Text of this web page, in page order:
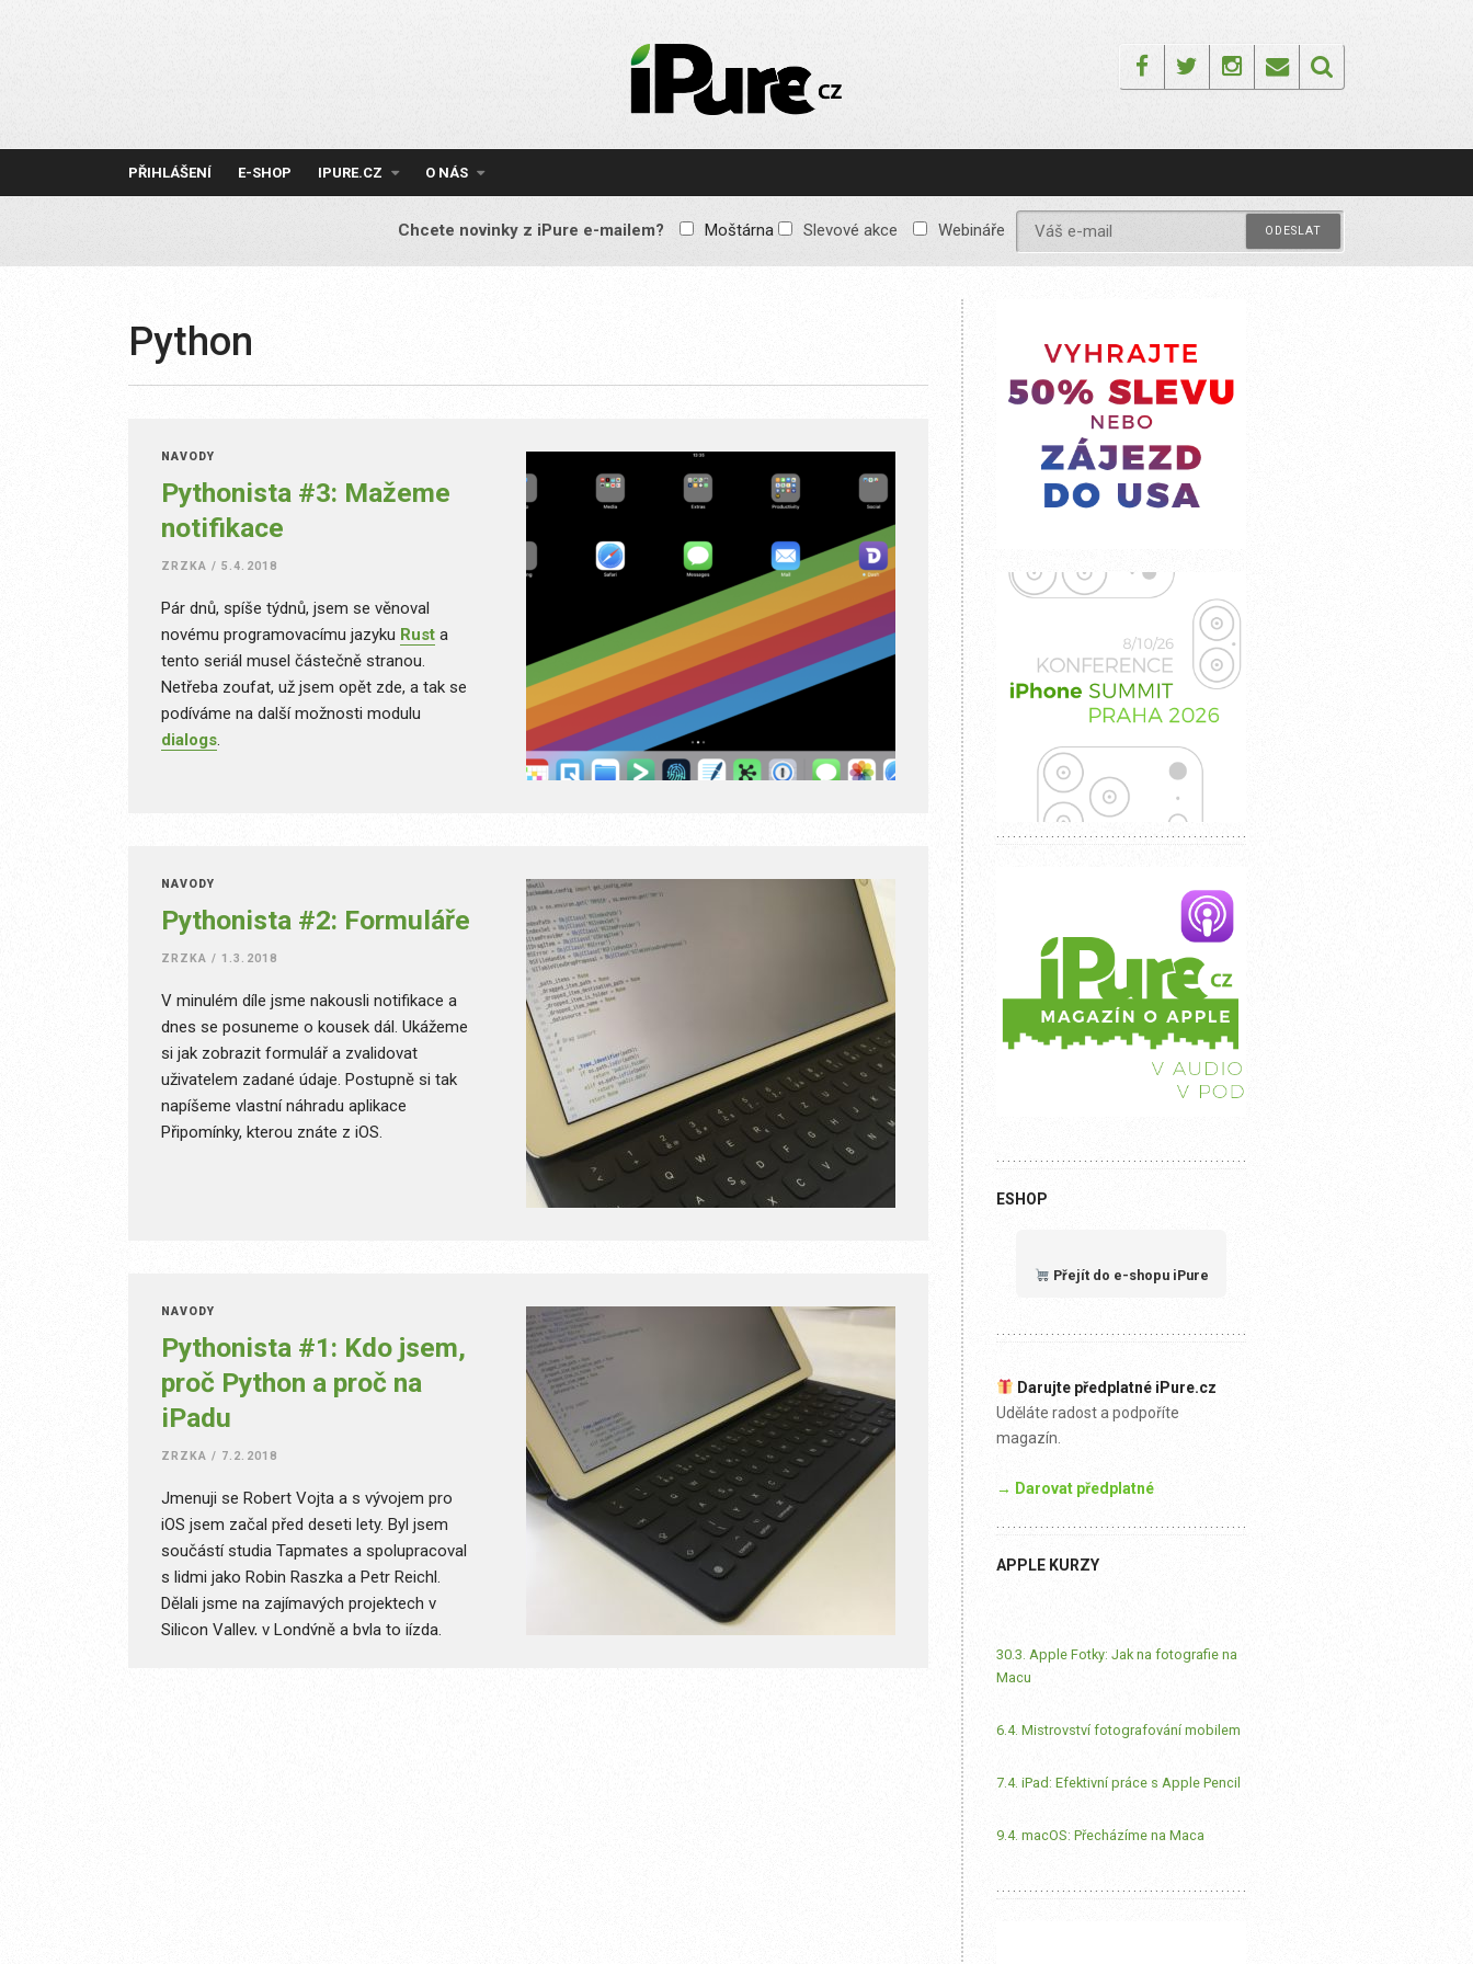
IPURE.CZ
Prémiový Apple e-
reklamy, žádné
obsah pro všechny
FacebookTwitterInstagram
Email
PŘIHLÁŠENÍ E-SHOP IPURE.CZ O NÁS
Chcete novinky z iPure e-mailem? Moštárna Slevové akce Webináře
Python
NÁVODY
Pythonista #3: Mažeme
notifikace
ZRZKA / 5.4.2018
Pár dnů, spíše týdnů, jsem se věnoval
novému programovacímu jazyku Rust a
tento seriál musel částečně stranou.
Netřeba zoufat, už jsem opět zde, a tak se
podíváme na další možnosti modulu
dialogs.
NÁVODY
Pythonista #2: Formuláře
ZRZKA / 1.3.2018
V minulém díle jsme nakousli notifikace a
dnes se posuneme o kousek dál. Ukážeme
si jak zobrazit formulář a zvalidovat
uživatelem zadané údaje. Postupně si tak
napíšeme vlastní náhradu aplikace
Připomínky, kterou znáte z iOS.
NÁVODY
Pythonista #1: Kdo jsem,
proč Python a proč na
iPadu
ZRZKA / 7.2.2018
Jmenuji se Robert Vojta a s vývojem pro
iOS jsem začal před deseti lety. Byl jsem
součástí studia Tapmates a spolupracoval
s lidmi jako Robin Raszka a Petr Reichl.
Dělali jsme na zajímavých projektech v
Silicon Valley, v Londýně a byla to jízda.
ESHOP
Přejít do e-shopu iPure
Darujte předplatné iPure.cz
Uděláte radost a podpoříte
magazín.
→ Darovat předplatné
APPLE KURZY
30.3. Apple Fotky: Jak na fotografie na
Macu
6.4. Mistrovství fotografování mobilem
7.4. iPad: Efektivní práce s Apple Pencil
9.4. macOS: Přecházíme na Maca